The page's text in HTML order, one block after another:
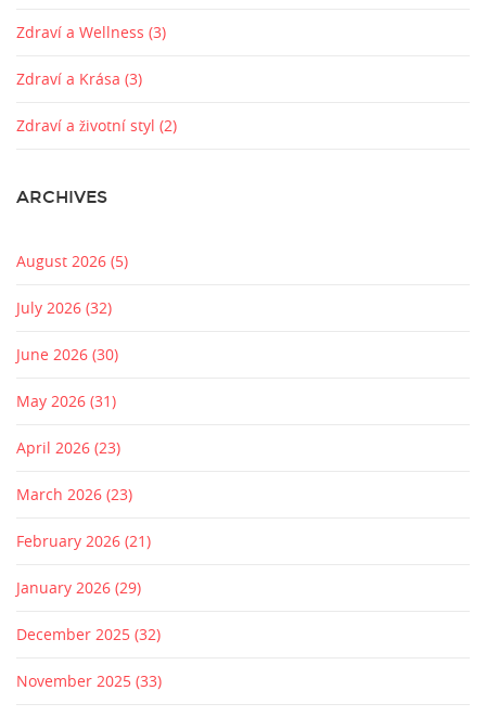
Zdraví a Wellness (3)
Zdraví a Krása (3)
Zdraví a životní styl (2)
ARCHIVES
August 2026 (5)
July 2026 (32)
June 2026 (30)
May 2026 (31)
April 2026 (23)
March 2026 (23)
February 2026 (21)
January 2026 (29)
December 2025 (32)
November 2025 (33)